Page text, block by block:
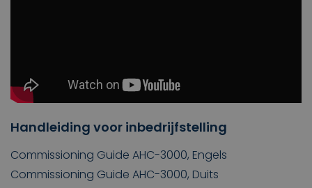
Handleiding voor inbedrijfstelling
Commissioning Guide AHC-3000, Engels
Commissioning Guide AHC-3000, Duits